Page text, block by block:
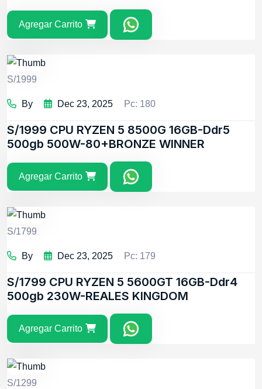
Agregar Carrito
S/1999
By Dec 23, 2025 Pc: 180
S/1999 CPU RYZEN 5 8500G 16GB-Ddr5
500gb 500W-80+BRONZE WINNER
Agregar Carrito
S/1799
By Dec 23, 2025 Pc: 179
S/1799 CPU RYZEN 5 5600GT 16GB-Ddr4
500gb 230W-REALES KINGDOM
Agregar Carrito
S/1299